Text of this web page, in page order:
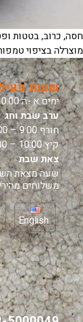
חסה, כרוב, בטטות
מוצרלה בציפוי
שעות
ימים א -ה 10:00 – 24:00
ערב שבת וחג
חורף 9:00 – 14:00
קיץ 10:00 – 16:00
צאת שבת
שעה מצאת השבת
משלוחים
English